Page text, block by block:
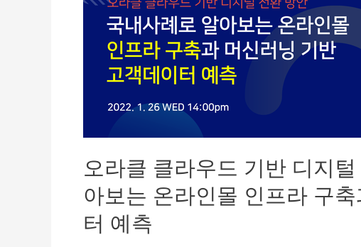
오라클 클라우드 기반 디지
아보는 온라인몰 인프라 구
터 예측